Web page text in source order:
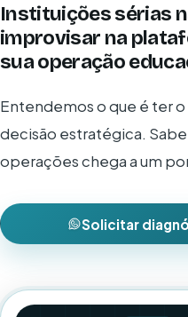
Instituições sérias
improvisar na
sua operação
Entendemos o que é ter
decisão estratégica.
operações chega a um
quando o ambiente é
Solicitar